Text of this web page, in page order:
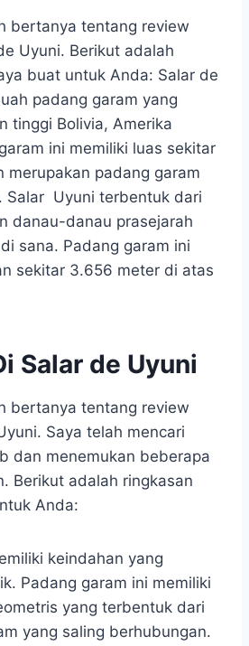
bertanya tentang review
Uyuni. Berikut adalah
buat untuk Anda: Salar de
padang garam yang
tinggi Bolivia, Amerika
ini memiliki luas sekitar
merupakan padang garam
Salar Uyuni terbentuk dari
danau-danau prasejarah
sana. Padang garam ini
sekitar 3.656 meter di atas
Salar de Uyuni
bertanya tentang review
Saya telah mencari
dan menemukan beberapa
Berikut adalah ringkasan
Anda:
keindahan yang
Padang garam ini memiliki
yang terbentuk dari
yang saling berhubungan.